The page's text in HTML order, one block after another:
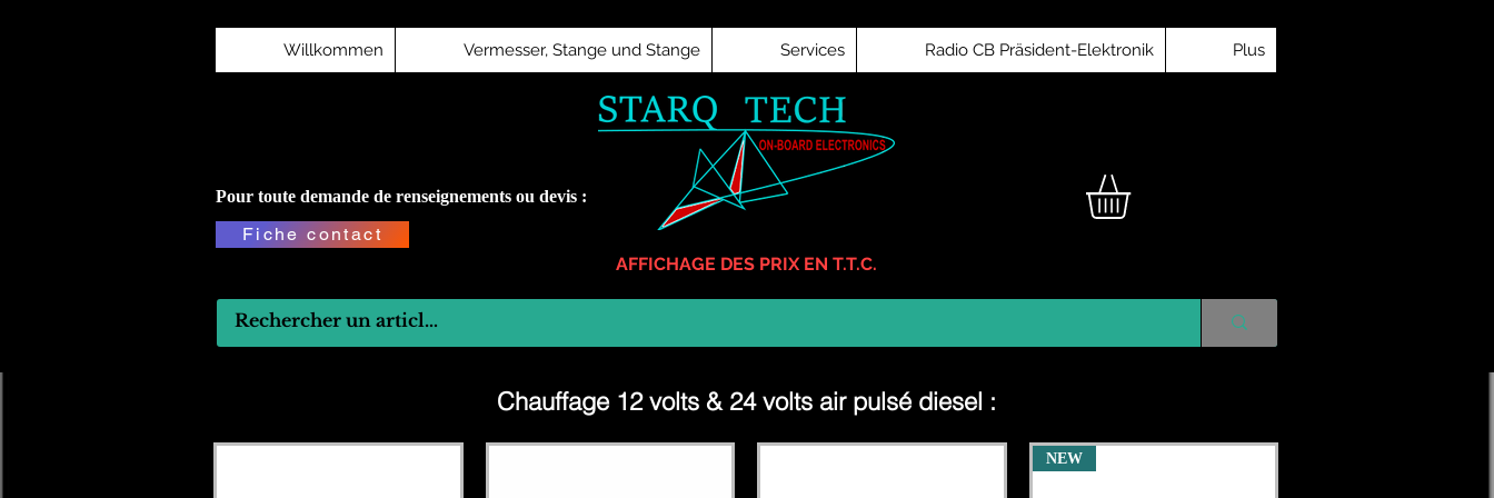
Willkommen Vermesser, Stange und Stange Services Radio CB Präsident-Elektronik Plus
Pour toute demande de renseignements ou devis :
Fiche contact
AFFICHAGE DES PRIX EN T.T.C.
Chauffage 12 volts & 24 volts air pulsé diesel :
NEW